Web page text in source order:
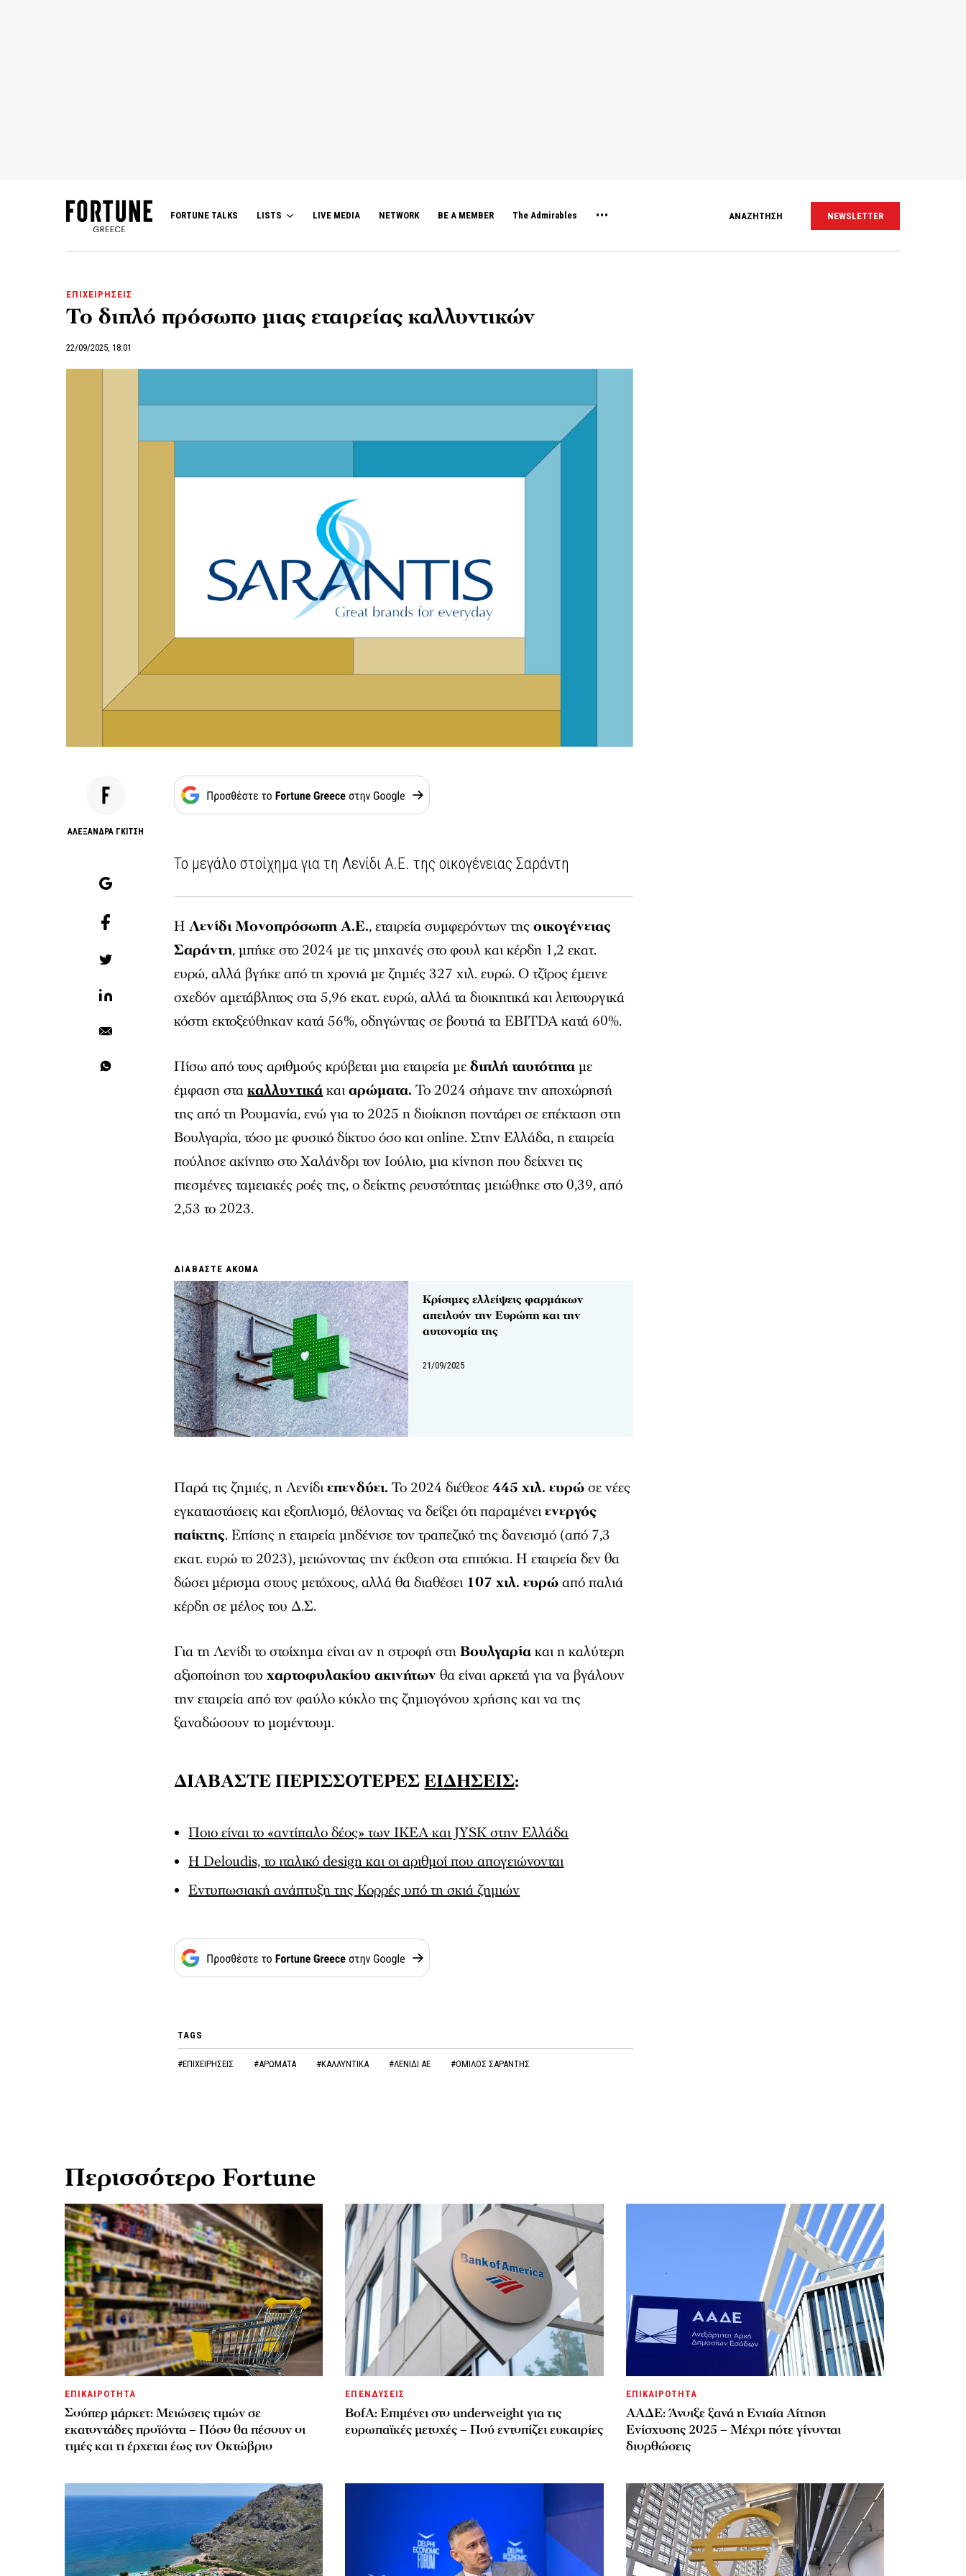
FORTUNE TALKS LISTS LIVE MEDIA NETWORK BE A MEMBER The Admirables ΑΝΑΖΗΤΗΣΗ NEWSLETTER
ΕΠΙΧΕΙΡΗΣΕΙΣ
Το διπλό πρόσωπο μιας εταιρείας καλλυντικών
22/09/2025, 18:01
AΛΕΞΑΝΔΡΑ ΓΚΙΤΣΗ
Το μεγάλο στοίχημα για τη Λενίδι Α.Ε. της οικογένειας Σαράντη
ΗΛενίδι Μονοπρόσωπη Α.Ε., εταιρεία συμφερόντων τηςοικογένειας
Σαράντη, μπήκε στο 2024 με τις μηχανές στο φουλ και κέρδη 1,2 εκατ.
ευρώ, αλλά βγήκε από τη χρονιά με ζημιές 327 χιλ. ευρώ. Ο τζίρος έμεινε
σχεδόν αμετάβλητος στα 5,96 εκατ. ευρώ, αλλά τα διοικητικά και λειτουργικά
κόστη εκτοξεύθηκαν κατά 56%, οδηγώντας σε βουτιά τα EBITDA κατά 60%.
Πίσω από τους αριθμούς κρύβεται μια εταιρεία μεδιπλή ταυτότηταμε
έμφαση στακαλλυντικάκαιαρώματα. Το 2024 σήμανε την αποχώρησή
της από τη Ρουμανία, ενώ για το 2025 η διοίκηση ποντάρει σε επέκταση στη
Βουλγαρία, τόσο με φυσικό δίκτυο όσο και online. Στην Ελλάδα, η εταιρεία
πούλησε ακίνητο στο Χαλάνδρι τον Ιούλιο, μια κίνηση που δείχνει τις
πιεσμένες ταμειακές ροές της, ο δείκτης ρευστότητας μειώθηκε στο 0,39, από
2,53 το 2023.
ΔΙΑΒΑΣΤΕ ΑΚΟΜΑ
Κρίσιμες ελλείψεις φαρμάκων
απειλούν την Ευρώπη και την
αυτονομία της
21/09/2025
Παρά τις ζημιές, η Λενίδιεπενδύει. Το 2024 διέθεσε445 χιλ. ευρώσε νέες
εγκαταστάσεις και εξοπλισμό, θέλοντας να δείξει ότι παραμένειενεργός
παίκτης. Επίσης η εταιρεία μηδένισε τον τραπεζικό της δανεισμό (από 7,3
εκατ. ευρώ το 2023), μειώνοντας την έκθεση στα επιτόκια. Η εταιρεία δεν θα
δώσει μέρισμα στους μετόχους, αλλά θα διαθέσει 107 χιλ. ευρώαπό παλιά
κέρδη σε μέλος του Δ.Σ.
Για τη Λενίδι το στοίχημα είναι αν η στροφή στηΒουλγαρίακαι η καλύτερη
αξιοποίηση τουχαρτοφυλακίου ακινήτων θα είναι αρκετά για να βγάλουν
την εταιρεία από τον φαύλο κύκλο της ζημιογόνου χρήσης και να της
ξαναδώσουν το μομέντουμ.
ΔΙΑΒΑΣΤΕ ΠΕΡΙΣΣΟΤΕΡΕΣ ΕΙΔΗΣΕΙΣ:
Ποιο είναι το «αντίπαλο δέος» των ΙΚΕΑ και JYSK στην Ελλάδα
Η Deloudis, το ιταλικό design και οι αριθμοί που απογειώνονται
Εντυπωσιακή ανάπτυξη της Κορρές υπό τη σκιά ζημιών
TAGS
#ΕΠΙΧΕΙΡΗΣΕΙΣ #ΑΡΩΜΑΤΑ #ΚΑΛΛΥΝΤΙΚΑ #ΛΕΝΙΔΙ ΑΕ #ΟΜΙΛΟΣ ΣΑΡΑΝΤΗΣ
Περισσότερο Fortune
ΕΠΙΚΑΙΡΟΤΗΤΑ
Σούπερ μάρκετ: Μειώσεις τιμών σε
εκατοντάδες προϊόντα – Πόσο θα πέσουν οι
τιμές και τι έρχεται έως τον Οκτώβριο
ΕΠΕΝΔΥΣΕΙΣ
BofA: Επιμένει στο underweight για τις
ευρωπαϊκές μετοχές – Πού εντοπίζει ευκαιρίες
ΕΠΙΚΑΙΡΟΤΗΤΑ
ΑΑΔΕ: Άνοιξε ξανά η Ενιαία Αίτηση
Ενίσχυσης 2025 – Μέχρι πότε γίνονται
διορθώσεις